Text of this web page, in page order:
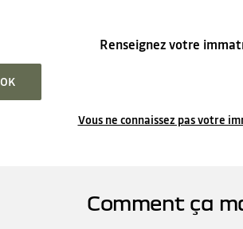
Renseignez votre
OK
Vous ne connaissez pas votre
Comment ça